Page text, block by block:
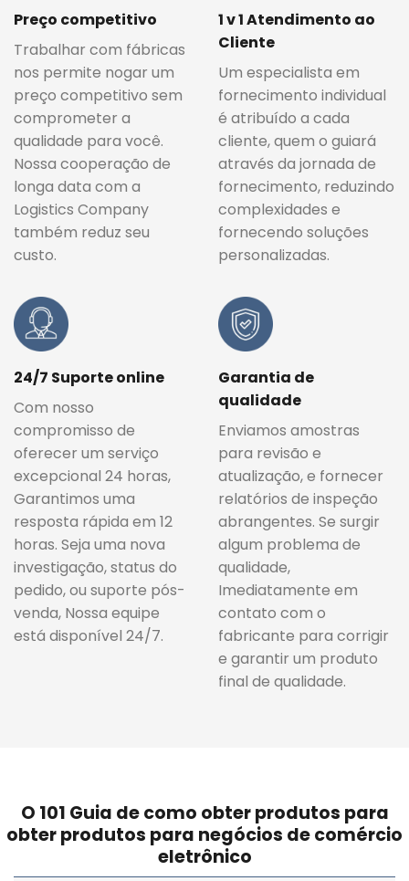
Preço competitivo
Trabalhar com fábricas
nos permite nogar um
preço competitivo sem
comprometer a
qualidade para você.
Nossa cooperação de
longa data com a
Logistics Company
também reduz seu
custo.
1 v 1 Atendimento ao
Cliente
Um especialista em
fornecimento individual
é atribuído a cada
cliente, quem o guiará
através da jornada de
fornecimento, reduzindo
complexidades e
fornecendo soluções
personalizadas.
24/7 Suporte online
Com nosso
compromisso de
oferecer um serviço
excepcional 24 horas,
Garantimos uma
resposta rápida em 12
horas. Seja uma nova
investigação, status do
pedido, ou suporte pós-
venda, Nossa equipe
está disponível 24/7.
Garantia de
qualidade
Enviamos amostras
para revisão e
atualização, e fornecer
relatórios de inspeção
abrangentes. Se surgir
algum problema de
qualidade,
Imediatamente em
contato com o
fabricante para corrigir
e garantir um produto
final de qualidade.
O 101 Guia de como obter produtos para
obter produtos para negócios de comércio
eletrônico